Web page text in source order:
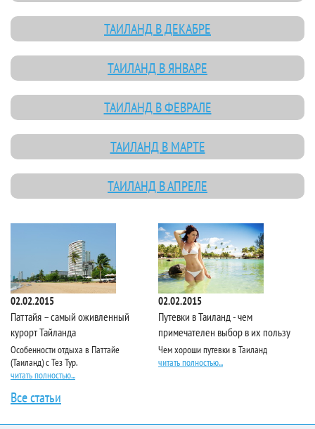
ТАИЛАНД В ДЕКАБРЕ
ТАИЛАНД В ЯНВАРЕ
ТАИЛАНД В ФЕВРАЛЕ
ТАИЛАНД В МАРТЕ
ТАИЛАНД В АПРЕЛЕ
02.02.2015
Паттайя – самый оживленный
курорт Тайланда
Особенности отдыха в Паттайе
(Таиланд) с Тез Тур.
читать полностью...
02.02.2015
Путевки в Таиланд - чем
примечателен выбор в их пользу
Чем хороши путевки в Таиланд
читать полностью...
Все статьи